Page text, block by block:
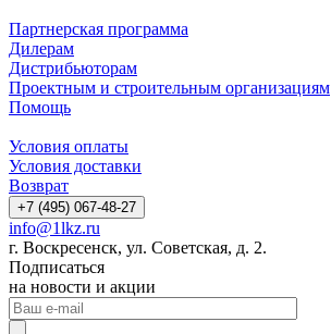
Партнерская программа
Дилерам
Дистрибьюторам
Проектным и строительным организациям
Помощь
Условия оплаты
Условия доставки
Возврат
+7 (495) 067-48-27
info@1lkz.ru
г. Воскресенск, ул. Советская, д. 2.
Подписаться
на новости и акции